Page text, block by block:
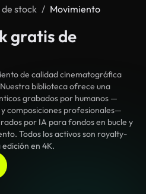
stock Movimiento
gratis de
de calidad cinematográfica
biblioteca ofrece una
grabados por humanos —
composiciones profesionales—
por IA para fondos en bucle y
Todos los activos son royalty-
en 4K.